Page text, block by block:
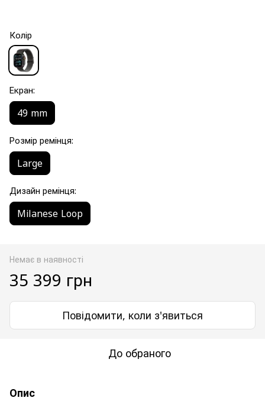
Колір
Екран:
49 mm
Розмір ремінця:
Large
Дизайн ремінця:
Milanese Loop
Немає в наявності
35 399 грн
Повідомити, коли з'явиться
До обраного
Опис